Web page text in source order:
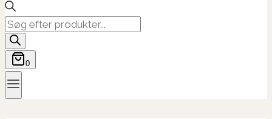
Products
search
0